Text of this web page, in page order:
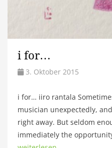
i for…
3. Oktober 2015
i for… iiro rantala
musician unexpectedly,
right away. But seldom
immediately the